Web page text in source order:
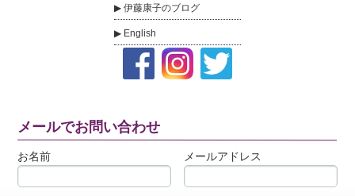
伊藤康子のブログ
English
メールでお問い合わせ
お名前 メールアドレス